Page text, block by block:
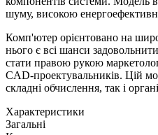
шуму, високою
Комп'ютер орієнтовано на
нього є всі шанси
стати правою рукою
CAD-проектувальників. Цій
складні обчислення, так і
Характеристики
Загальні